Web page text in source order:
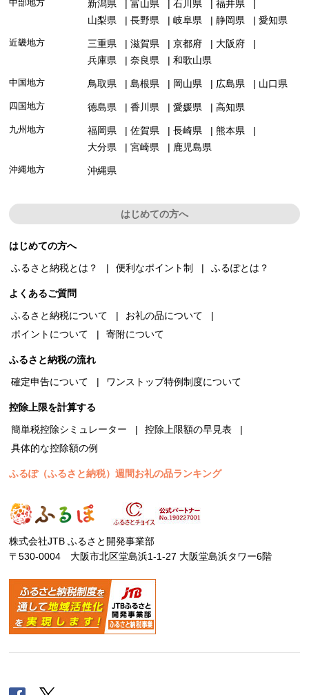
中部地方 新潟県 富山県 石川県
福井県
山梨県
長野県 岐阜県 静岡県 愛知県
近畿地方 三重県 滋賀県 京都府
大阪府
兵庫県
奈良県 和歌山県
中国地方 鳥取県 島根県 岡山県 広島県 山口県
四国地方 徳島県 香川県 愛媛県 高知県
九州地方 福岡県 佐賀県 長崎県
熊本県
大分県
宮崎県 鹿児島県
沖縄地方 沖縄県
はじめての方へ
はじめての方へ
ふるさと納税とは？
便利なポイント制 ふるぽとは？
よくあるご質問
ふるさと納税について
お礼の品について
ポイントについて
寄附について
ふるさと納税の流れ
確定申告について
ワンストップ特例制度について
控除上限を計算する
簡単税控除シミュレーター
控除上限額の早見表
具体的な控除額の例
ふるぽ（ふるさと納税）週間お礼の品ランキング
株式会社JTB ふるさと開発事業部
〒530-0004 大阪市北区堂島浜1-1-27 大阪堂島浜タワー6階